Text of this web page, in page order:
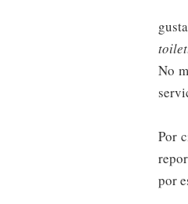
No
Por
por